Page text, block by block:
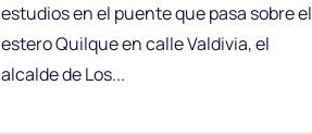
estudios en el puente que pasa sobre el
estero Quilque en calle Valdivia, el
alcalde de Los...